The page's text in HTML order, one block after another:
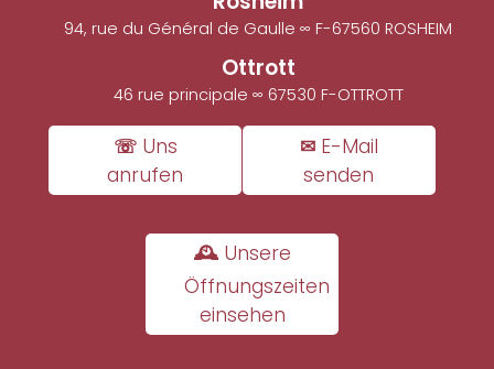
94, rue du Général de Gaulle ∞ F-67560 ROSHEIM
Ottrott
46 rue principale ∞ 67530 F-OTTROTT
☏ Uns
anrufen
✉ E-Mail
senden
🕰 Unsere
Öffnungszeiten
einsehen